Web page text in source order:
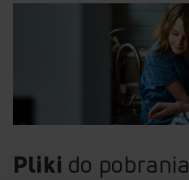
Pliki do pobrania